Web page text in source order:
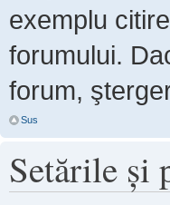
exemplu
forumului.
forum,
Sus
Setările şi